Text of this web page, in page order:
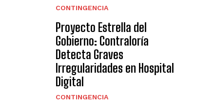
CONTINGENCIA
Proyecto Estrella del
Gobierno: Contraloría
Detecta Graves
Irregularidades en Hospital
Digital
CONTINGENCIA